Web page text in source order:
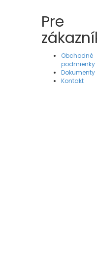
Pre
Obchodné
podmienky
Dokumenty
Kontakt